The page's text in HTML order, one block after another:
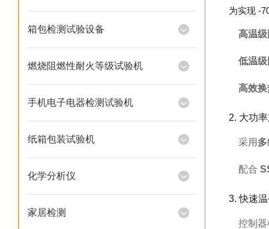
箱包检测试验设备
燃烧阻燃性耐火等级试验机
手机电子电器检测试验机
纸箱包装试验机
化学分析仪
家居检测
为实现 -
高温
低温
高效
2. 大功
采用
配合
3. 快速
控制